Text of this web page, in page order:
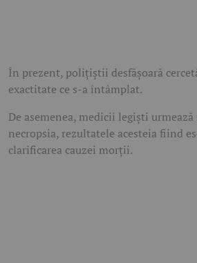
În prezent, polițiștii desfășoară
exactitate ce s-a întâmplat.
De asemenea, medicii legiști urmează
necropsia, rezultatele acesteia fiind
clarificarea cauzei morții.